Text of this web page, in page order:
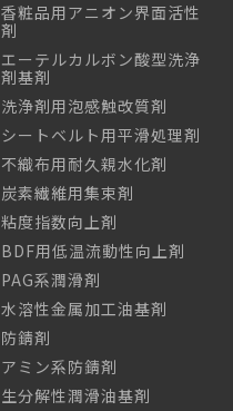
香粧品用アニオン界面活性
剤
エーテルカルボン酸型洗浄
剤基剤
洗浄剤用泡感触改質剤
シートベルト用平滑処理剤
不織布用耐久親水化剤
炭素繊維用集束剤
粘度指数向上剤
BDF用低温流動性向上剤
PAG系潤滑剤
水溶性金属加工油基剤
防錆剤
アミン系防錆剤
生分解性潤滑油基剤